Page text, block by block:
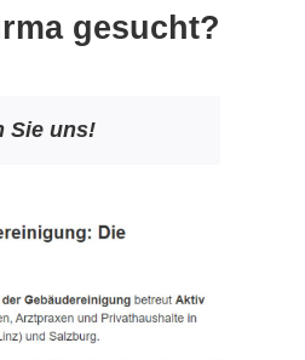
gesucht?
Sie uns!